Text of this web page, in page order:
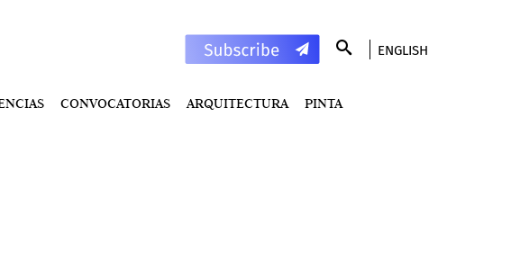
ENGLISH
CONVOCATORIAS ARQUITECTURA PINTA